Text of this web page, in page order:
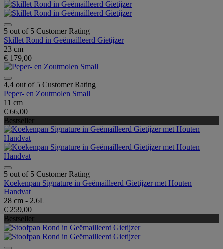
5 out of 5 Customer Rating
Skillet Rond in Geëmailleerd Gietijzer
23 cm
€ 179,00
4,4 out of 5 Customer Rating
Peper- en Zoutmolen Small
11 cm
€ 66,00
Bestseller
5 out of 5 Customer Rating
Koekenpan Signature in Geëmailleerd Gietijzer met Houten
Handvat
28 cm - 2.6L
€ 259,00
Bestseller